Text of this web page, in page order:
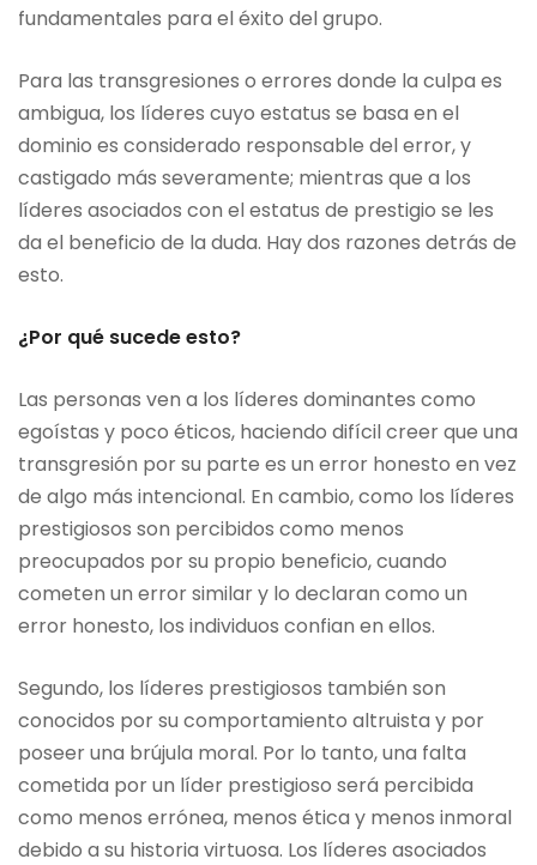
fundamentales para el éxito del grupo.
Para las transgresiones o errores donde la culpa es
ambigua, los líderes cuyo estatus se basa en el
dominio es considerado responsable del error, y
castigado más severamente; mientras que a los
líderes asociados con el estatus de prestigio se les
da el beneficio de la duda. Hay dos razones detrás de
esto.
¿Por qué sucede esto?
Las personas ven a los líderes dominantes como
egoístas y poco éticos, haciendo difícil creer que una
transgresión por su parte es un error honesto en vez
de algo más intencional. En cambio, como los líderes
prestigiosos son percibidos como menos
preocupados por su propio beneficio, cuando
cometen un error similar y lo declaran como un
error honesto, los individuos confian en ellos.
Segundo, los líderes prestigiosos también son
conocidos por su comportamiento altruista y por
poseer una brújula moral. Por lo tanto, una falta
cometida por un líder prestigioso será percibida
como menos errónea, menos ética y menos inmoral
debido a su historia virtuosa. Los líderes asociados